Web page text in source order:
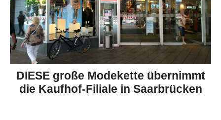
DIESE große Modekette übernimmt
die Kaufhof-Filiale in Saarbrücken